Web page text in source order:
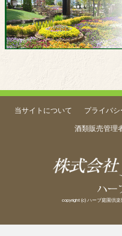
当サイトについて プライバ
酒類販売管理
copyright (c) ハーブ庭園倶